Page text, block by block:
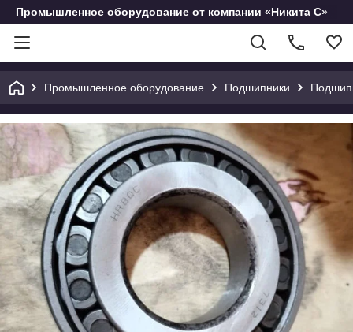
Промышленное оборудование от компании «Никита С»
Промышленное оборудование Подшипники